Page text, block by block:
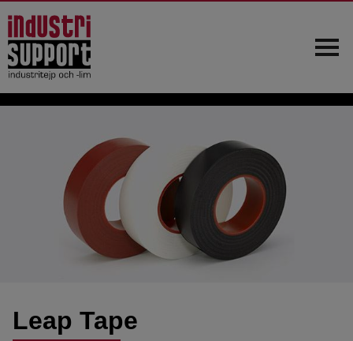
Kundtjänst
Leap Tape